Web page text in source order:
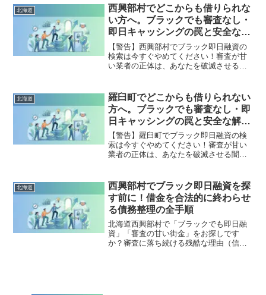
まで徹底解説。多重債務の地獄から抜け
出し、合法的に借金を減額・免除する
「債務整理」の正しい知識と、今すぐ督
促を止める無料相談窓口をご案内しま
す。
北海道
西興部村でどこからも借りられな
い方へ。ブラックでも審査なし・
即日キャッシングの罠と安全な解
決策
【警告】西興部村でブラック即日融資の
検索は今すぐやめてください！審査が甘
い業者の正体は、あなたを破滅させる闇
西興部村で違法業者を避け、借金地獄か
ら抜け出した方々の実体験と確実な解決
策を完全公開。
北海道
羅臼町でどこからも借りられない
方へ。ブラックでも審査なし・即
日キャッシングの罠と安全な解決
策
【警告】羅臼町でブラック即日融資の検
索は今すぐやめてください！審査が甘い
業者の正体は、あなたを破滅させる闇金
町で違法業者を避け、借金地獄から抜け
出した方々の実体験と確実な解決策を完
全公開。
北海道
西興部村でブラック即日融資を探
す前に！借金を合法的に終わらせ
る債務整理の全手順
北海道西興部村で「ブラックでも即日融
資」「審査の甘い街金」をお探しです
か？審査に落ち続ける残酷な理由（信用